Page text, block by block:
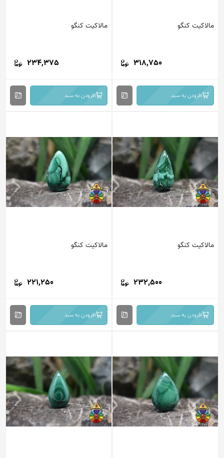
مالاکیت کنگو
318,750
افزودن به سبد
مالاکیت کنگو
234,375
افزودن به سبد
مالاکیت کنگو
232,500
افزودن به سبد
مالاکیت کنگو
221,250
افزودن به سبد